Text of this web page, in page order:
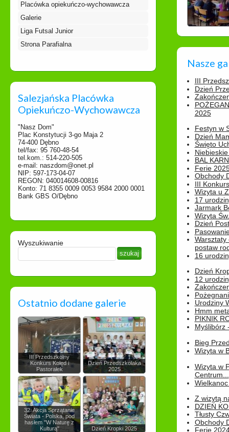
Placówka opiekuńczo-wychowawcza
Galerie
Liga Futsal Junior
Strona Parafialna
Salezjańska Placówka
Opiekuńczo-Wychowawcza
"Nasz Dom"
Plac Konstytucji 3-go Maja 2
74-400 Dębno
tel/fax: 95 760-48-54
tel.kom.: 514-220-505
e-mail: naszdom@onet.pl
NIP: 597-173-04-07
REGON: 040014608-00816
Konto: 71 8355 0009 0053 9584 2000 0001
Bank GBS O/Dębno
Wyszukiwanie
Ostatnio dodane galerie
III Przedszkolny
Konkurs Kolęd i
Pastorałek
Dzień Przedszkolaka
2025
32. Akcja Sprzątanie
Świata - Polska, pod
hasłem "W Naturę z
Kulturą"
Dzień Kropki 2025
Nasze
III
Dzień
2025
Festyn w
Dzień
Święto
BAL
Ferie
Obchody
III
Wizyta u
17
Jarmark
Wizyta
Dzień
Warsztaty
postaw
16
Dzień
12
Urodziny
Hmm
PIKNIK
Myślibórz
Bieg
Wizyta w
Wizyta w
Centrum...
Z wizytą
DZIEŃ
Tłusty
Obchody
Ferie